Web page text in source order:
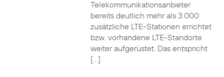
Telekommunikationsanbieter
bereits deutlich mehr als 3.000
zusätzliche LTE-Stationen errichtet
bzw. vorhandene LTE-Standorte
weiter aufgerüstet. Das entspricht
[…]